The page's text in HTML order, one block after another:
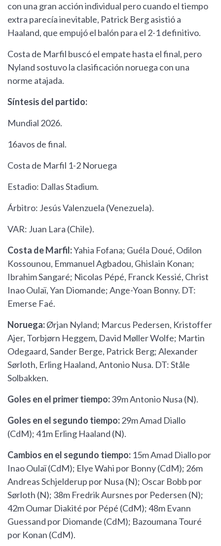
con una gran acción individual pero cuando el tiempo
extra parecía inevitable, Patrick Berg asistió a
Haaland, que empujó el balón para el 2-1 definitivo.
Costa de Marfil buscó el empate hasta el final, pero
Nyland sostuvo la clasificación noruega con una
norme atajada.
Síntesis del partido:
Mundial 2026.
16avos de final.
Costa de Marfil 1-2 Noruega
Estadio: Dallas Stadium.
Árbitro: Jesús Valenzuela (Venezuela).
VAR: Juan Lara (Chile).
Costa de Marfil:Yahia Fofana; Guéla Doué, Odilon
Kossounou, Emmanuel Agbadou, Ghislain Konan;
Ibrahim Sangaré; Nicolas Pépé, Franck Kessié, Christ
Inao Oulaï, Yan Diomande; Ange-Yoan Bonny. DT:
Emerse Faé.
Noruega:Ørjan Nyland; Marcus Pedersen, Kristoffer
Ajer, Torbjørn Heggem, David Møller Wolfe; Martin
Odegaard, Sander Berge, Patrick Berg; Alexander
Sørloth, Erling Haaland, Antonio Nusa. DT: Ståle
Solbakken.
Goles en el primer tiempo:39m Antonio Nusa (N).
Goles en el segundo tiempo:29m Amad Diallo
(CdM); 41m Erling Haaland (N).
Cambios en el segundo tiempo: 15m Amad Diallo por
Inao Oulaï (CdM); Elye Wahi por Bonny (CdM); 26m
Andreas Schjelderup por Nusa (N); Oscar Bobb por
Sørloth (N); 38m Fredrik Aursnes por Pedersen (N);
42m Oumar Diakité por Pépé (CdM); 48m Evann
Guessand por Diomande (CdM); Bazoumana Touré
por Konan (CdM).